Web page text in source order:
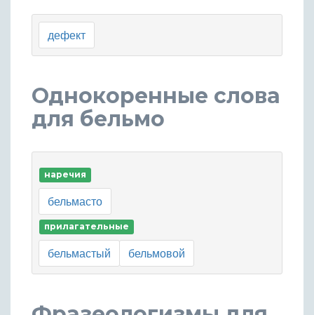
дефект
Однокоренные слова
для бельмо
наречия
бельмасто
прилагательные
бельмастый бельмовой